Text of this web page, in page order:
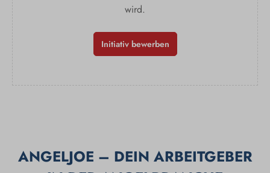
wird.
Initiativ bewerben
ANGELJOE – DEIN ARBEITGEBER